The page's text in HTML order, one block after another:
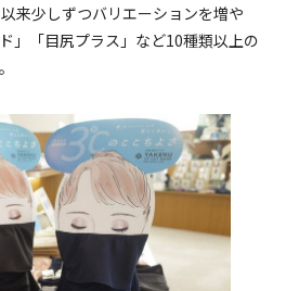
来少しずつバリエーションを増や
」「目尻プラス」など10種類以上の